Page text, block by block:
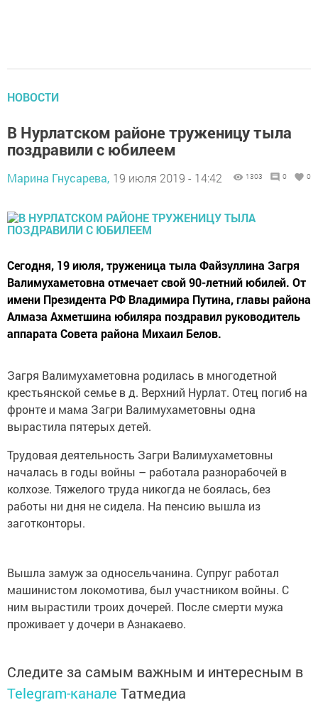
НОВОСТИ
В Нурлатском районе труженицу тыла
поздравили с юбилеем
Марина Гнусарева, 19 июля 2019 - 14:42 1303 0 0
Сегодня, 19 июля, труженица тыла Файзуллина Загря
Валимухаметовна отмечает свой 90-летний юбилей. От
имени Президента РФ Владимира Путина, главы района
Алмаза Ахметшина юбиляра поздравил руководитель
аппарата Совета района Михаил Белов.
Загря Валимухаметовна родилась в многодетной
крестьянской семье в д. Верхний Нурлат. Отец погиб на
фронте и мама Загри Валимухаметовны одна
вырастила пятерых детей.
Трудовая деятельность Загри Валимухаметовны
началась в годы войны – работала разнорабочей в
колхозе. Тяжелого труда никогда не боялась, без
работы ни дня не сидела. На пенсию вышла из
заготконторы.
Вышла замуж за односельчанина. Супруг работал
машинистом локомотива, был участником войны. С
ним вырастили троих дочерей. После смерти мужа
проживает у дочери в Азнакаево.
Следите за самым важным и интересным в
Telegram-канале Татмедиа